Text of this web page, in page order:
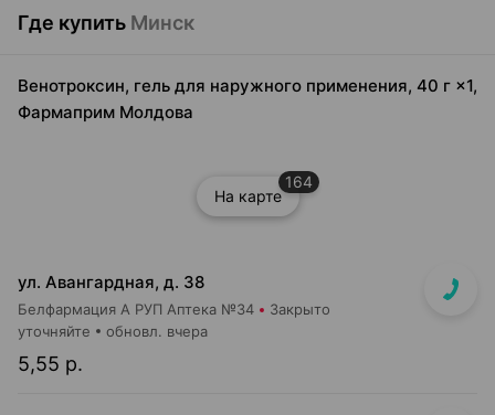
Где купить Минск
Венотроксин, гель для наружного применения, 40 г ×1,
Фармаприм Молдова
На карте
164
ул. Авангардная, д. 38
Белфармация А РУП Аптека №34 Закрыто
5,55 р.
уточняйте обновл. вчера